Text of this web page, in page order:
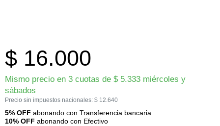
$ 16.000
Mismo precio en 3 cuotas de $5.333 miércoles y
sábados
Precio sin impuestos nacionales: $ 12.640
5% OFF abonando con Transferencia bancaria
10% OFF abonando con Efectivo